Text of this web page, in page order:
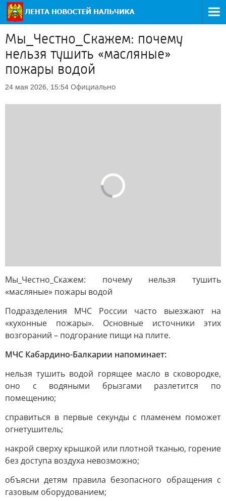
Мы_Честно_Скажем: почему
нельзя тушить «масляные»
пожары водой
24 мая 2026, 15:54 Официально
Мы_Честно_Скажем: почему нельзя тушить
«масляные» пожары водой
Подразделения МЧС России часто выезжают на
«кухонные пожары». Основные источники этих
возгораний – подгорание пищи на плите.
МЧС Кабардино-Балкарии напоминает:
нельзя тушить водой горящее масло в сковородке,
оно с водяными брызгами разлетится по
помещению;
справиться в первые секунды с пламенем поможет
огнетушитель;
накрой сверху крышкой или плотной тканью, горение
без доступа воздуха невозможно;
объясни детям правила безопасного обращения с
газовым оборудованием;